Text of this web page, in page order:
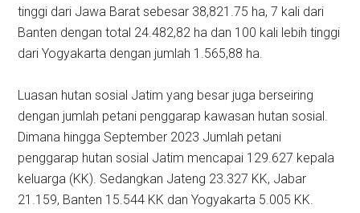
tinggi dari Jawa Barat sebesar 38,821.75 ha, 7 kali dari
Banten dengan total 24.482,82 ha dan 100 kali lebih tinggi
dari Yogyakarta dengan jumlah 1.565,88 ha.
Luasan hutan sosial Jatim yang besar juga berseiring
dengan jumlah petani penggarap kawasan hutan sosial.
Dimana hingga September 2023 Jumlah petani
penggarap hutan sosial Jatim mencapai 129.627 kepala
keluarga (KK). Sedangkan Jateng 23.327 KK, Jabar
21.159, Banten 15.544 KK dan Yogyakarta 5.005 KK.